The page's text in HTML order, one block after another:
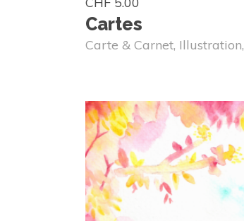
Cartes
Carte & Carnet, Illustration,